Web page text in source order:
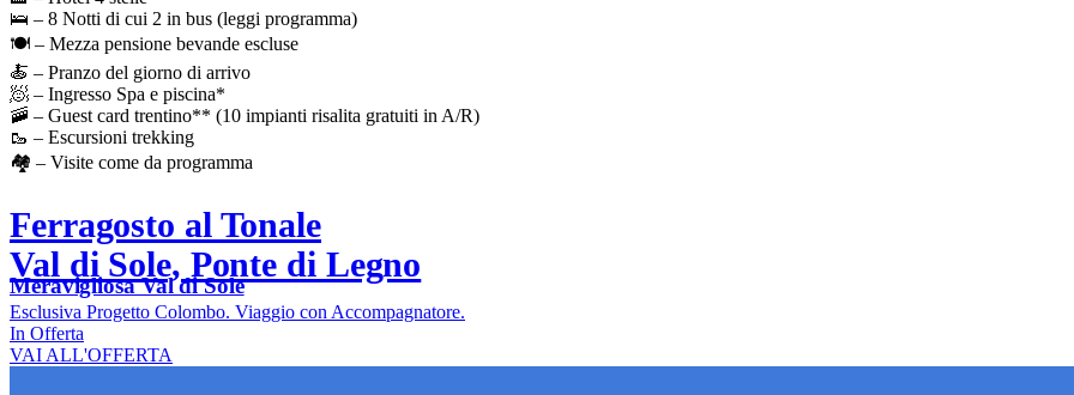
🛌 – 8 Notti di cui 2 in bus (leggi programma)
🍽️ – Mezza pensione bevande escluse
🍝 – Pranzo del giorno di arrivo
🧖 – Ingresso Spa e piscina*
🚠 – Guest card trentino** (10 impianti risalita gratuiti in A/R)
🥾 – Escursioni trekking
🏘️ – Visite come da programma
Ferragosto al Tonale
Val di Sole, Ponte di Legno
Meravigliosa Val di Sole
Esclusiva Progetto Colombo. Viaggio con Accompagnatore.
In Offerta
VAI ALL'OFFERTA